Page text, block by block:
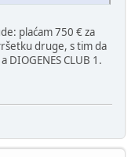
plaćam 750 € za
druge, s tim da
DIOGENES CLUB 1.